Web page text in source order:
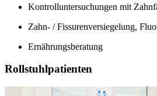
Kontrolluntersuchungen mit
Zahn- / Fissurenversiegelung,
Ernährungsberatung
Rollstuhlpatienten